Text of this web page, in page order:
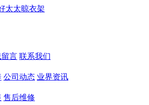
言 联系我们
公司动态 业界资讯
售后维修